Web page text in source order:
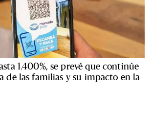
1.400%, se prevé que continúe
de las familias y su impacto en la